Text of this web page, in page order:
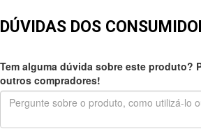
DÚVIDAS DOS
Tem alguma dúvida sobre este produto?
outros compradores!